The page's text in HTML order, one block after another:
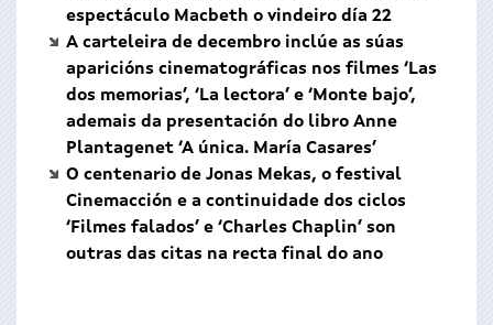
espectáculo Macbeth o vindeiro día 22
A carteleira de decembro inclúe as súas
aparicións cinematográficas nos filmes ‘Las
dos memorias’, ‘La lectora’ e ‘Monte bajo’,
ademais da presentación do libro Anne
Plantagenet ‘A única. María Casares’
O centenario de Jonas Mekas, o festival
Cinemacción e a continuidade dos ciclos
‘Filmes falados’ e ‘Charles Chaplin’ son
outras das citas na recta final do ano